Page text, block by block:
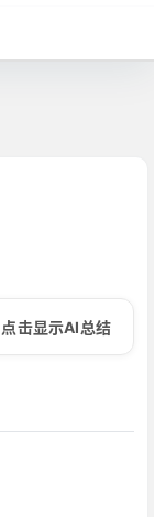
点击显示AI总结